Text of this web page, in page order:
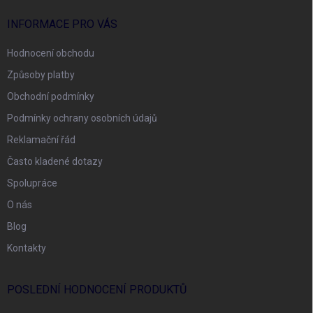
INFORMACE PRO VÁS
Hodnocení obchodu
Způsoby platby
Obchodní podmínky
Podmínky ochrany osobních údajů
Reklamační řád
Často kladené dotazy
Spolupráce
O nás
Blog
Kontakty
POSLEDNÍ HODNOCENÍ PRODUKTŮ